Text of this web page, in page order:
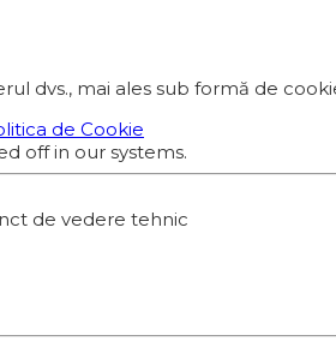
dvs., mai ales sub formă de
de Cookie
off in our systems.
de vedere tehnic